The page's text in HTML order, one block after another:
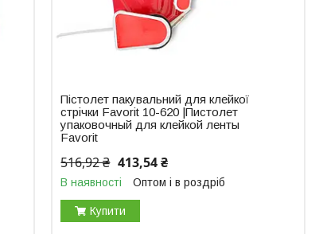
Пістолет пакувальний для клейкої
стрічки Favorit 10-620 |Пистолет
упаковочный для клейкой ленты
Favorit
516,92 ₴ 413,54 ₴
В наявності Оптом і в роздріб
Купити